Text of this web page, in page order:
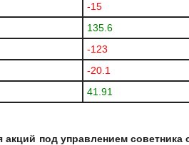
-15
135.6
-123
-20.1
41.91
под управлением советника